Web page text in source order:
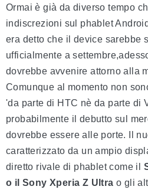
Ormai è già da diverso tempo
indiscrezioni sul phablet
era detto che il device sarebbe
ufficialmente a
dovrebbe avvenire attorno alla
Comunque al momento non
'da parte di HTC nè da parte di
probabilmente il debutto sul
dovrebbe essere alle porte. Il
caratterizzato da un ampio
diretto rivale di phablet come il
o il Sony Xperia Z Ultra o gli